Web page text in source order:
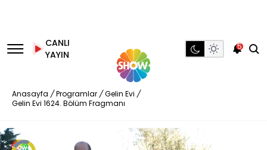
CANLI
YAYIN
5
Anasayfa / Programlar / Gelin Evi /
Gelin Evi 1624. Bölüm Fragmanı